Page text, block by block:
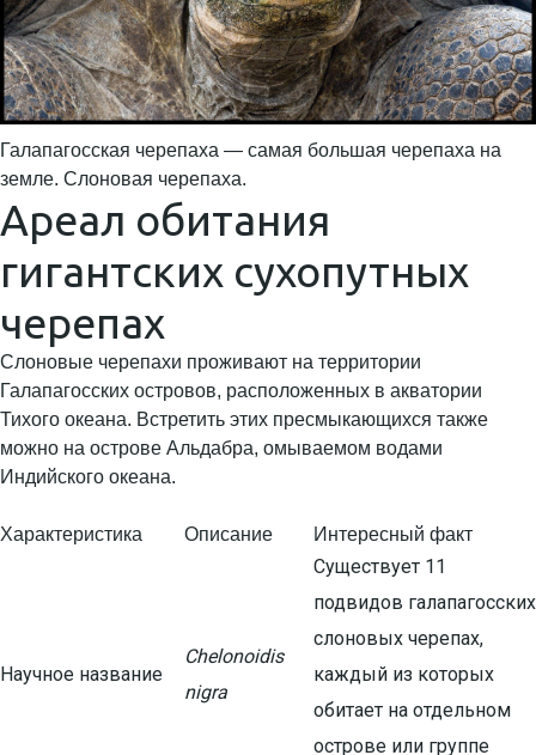
Галапагосская черепаха — самая большая черепаха на
земле. Слоновая черепаха.
Ареал обитания
гигантских сухопутных
черепах
Слоновые черепахи проживают на территории
Галапагосских островов, расположенных в акватории
Тихого океана. Встретить этих пресмыкающихся также
можно на острове Альдабра, омываемом водами
Индийского океана.
Характеристика Описание Интересный факт
Научное название
Chelonoidis
nigra
Существует 11
подвидов галапагосских
слоновых черепах,
каждый из которых
обитает на отдельном
острове или группе